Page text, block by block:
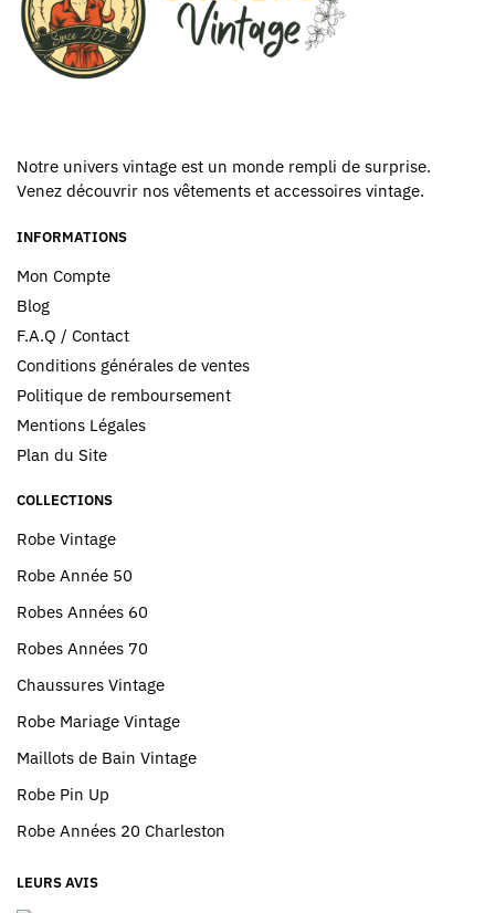
Notre univers vintage est un monde rempli de surprise.
Venez découvrir nos vêtements et accessoires vintage.
INFORMATIONS
Mon Compte
Blog
F.A.Q / Contact
Conditions générales de ventes
Politique de remboursement
Mentions Légales
Plan du Site
COLLECTIONS
Robe Vintage
Robe Année 50
Robes Années 60
Robes Années 70
Chaussures Vintage
Robe Mariage Vintage
Maillots de Bain Vintage
Robe Pin Up
Robe Années 20 Charleston
LEURS AVIS